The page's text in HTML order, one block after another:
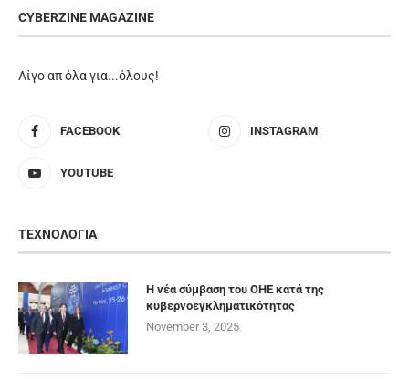
CYBERZINE MAGAZINE
Λίγο απ όλα για...όλους!
FACEBOOK INSTAGRAM
YOUTUBE
ΤΕΧΝΟΛΟΓΙΑ
Η νέα σύμβαση του ΟΗΕ κατά της
κυβερνοεγκληματικότητας
November 3, 2025